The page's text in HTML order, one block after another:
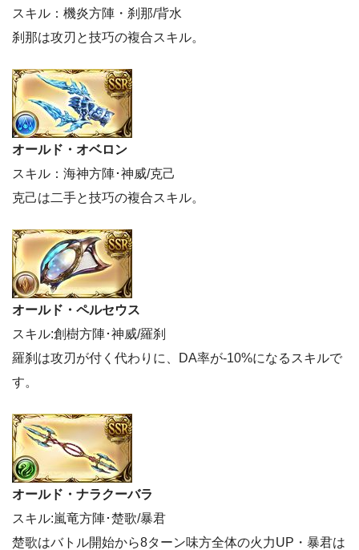
スキル：機炎方陣・刹那/背水
刹那は攻刃と技巧の複合スキル。
オールド・オベロン
スキル：海神方陣･神威/克己
克己は二手と技巧の複合スキル。
オールド・ペルセウス
スキル:創樹方陣･神威/羅刹
羅刹は攻刃が付く代わりに、DA率が-10%になるスキルで
す。
オールド・ナラクーバラ
スキル:嵐竜方陣･楚歌/暴君
楚歌はバトル開始から8ターン味方全体の火力UP・暴君は